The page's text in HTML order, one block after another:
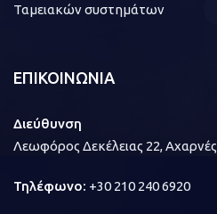
Ταμειακών συστημάτων
ΕΠΙΚΟΙΝΩΝΙΑ
Διεύθυνση
Λεωφόρος Δεκέλειας 22, Αχαρνές
Τηλέφωνο: +30 210 240 6920